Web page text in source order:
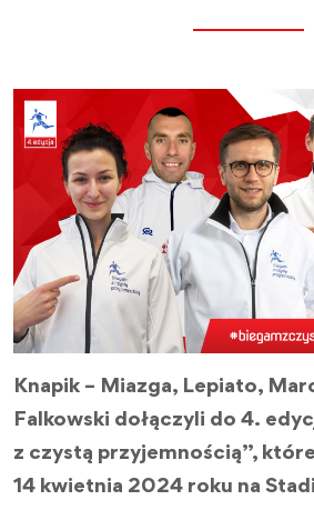
Knapik – Miazga, Lepiato,
Falkowski dołączyli do 4.
z czystą przyjemnością”,
14 kwietnia 2024 roku na